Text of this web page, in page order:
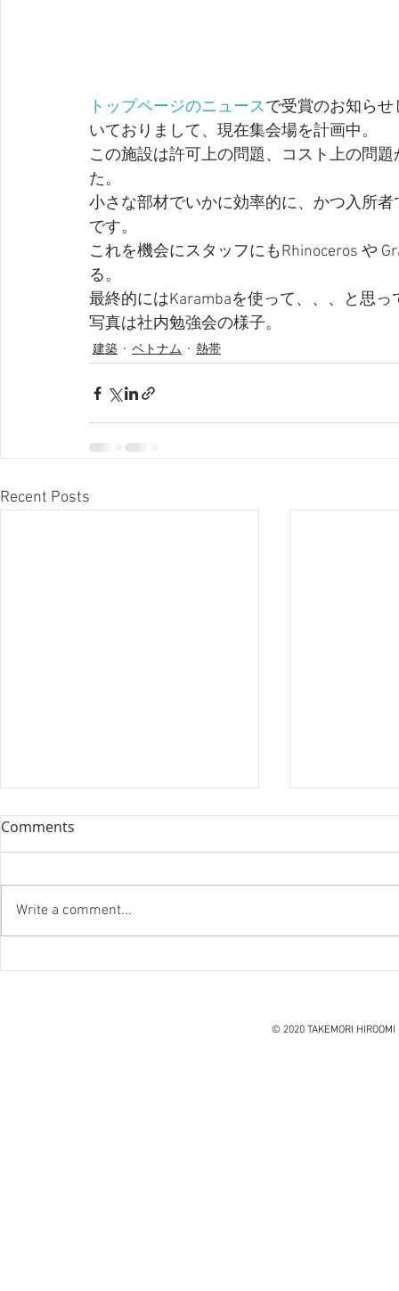
トップページのニュースで受賞のお知ら
いておりまして、現在集会場を計画中。
この施設は許可上の問題、コスト上の問
た。
小さな部材でいかに効率的に、かつ入所
です。
これを機会にスタッフにもRhinoceros や
る。
最終的にはKarambaを使って、、、と思っ
写真は社内勉強会の様子。
建築 ベトナム 熱帯
Recent Posts
ハノイ読書会『レオナルド・
『笑う住宅
Comments
Write a comment...
© 2020 TAKEMORI